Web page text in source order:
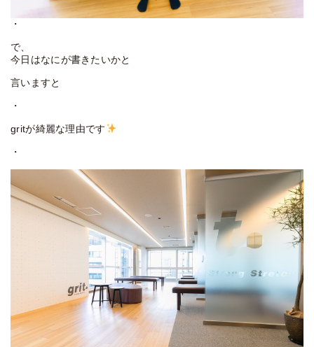
・
で、
今日はなにが書きたいかと
言いますと
・
gritが綺麗な理由です
・